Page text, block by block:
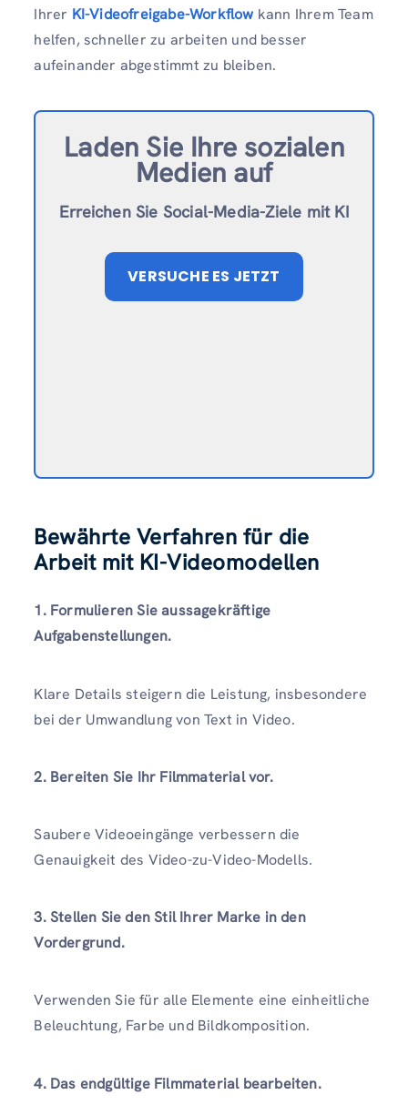
Ihrer KI-Videofreigabe-Workflow kann Ihrem Team
helfen, schneller zu arbeiten und besser
aufeinander abgestimmt zu bleiben.
Laden Sie Ihre sozialen
Medien auf
Erreichen Sie Social-Media-Ziele mit KI
VERSUCHE ES JETZT
Bewährte Verfahren für die
Arbeit mit KI-Videomodellen
1. Formulieren Sie aussagekräftige
Aufgabenstellungen.
Klare Details steigern die Leistung, insbesondere
bei der Umwandlung von Text in Video.
2. Bereiten Sie Ihr Filmmaterial vor.
Saubere Videoeingänge verbessern die
Genauigkeit des Video-zu-Video-Modells.
3. Stellen Sie den Stil Ihrer Marke in den
Vordergrund.
Verwenden Sie für alle Elemente eine einheitliche
Beleuchtung, Farbe und Bildkomposition.
4. Das endgültige Filmmaterial bearbeiten.